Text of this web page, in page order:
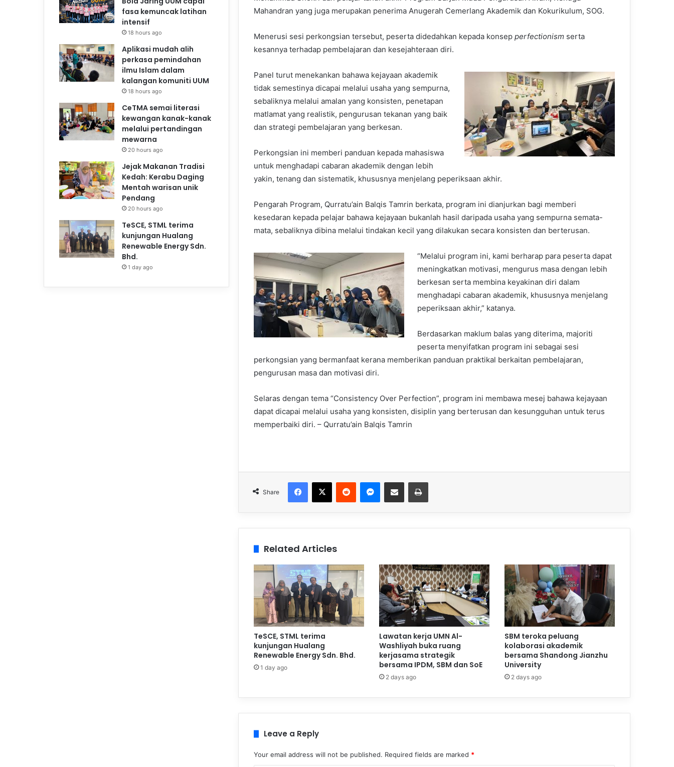
Mahandran yang juga merupakan penerima Anugerah Cemerlang Akademik dan Kokurikulum, SOG.
Menerusi sesi perkongsian tersebut, peserta didedahkan kepada konsep perfectionism serta
kesannya terhadap pembelajaran dan kesejahteraan diri.
Panel turut menekankan bahawa kejayaan akademik
tidak semestinya dicapai melalui usaha yang sempurna,
sebaliknya melalui amalan yang konsisten, penetapan
matlamat yang realistik, pengurusan tekanan yang baik
dan strategi pembelajaran yang berkesan.
Perkongsian ini memberi panduan kepada mahasiswa
untuk menghadapi cabaran akademik dengan lebih
yakin, tenang dan sistematik, khususnya menjelang peperiksaan akhir.
Pengarah Program, Qurratu’ain Balqis Tamrin berkata, program ini dianjurkan bagi memberi
kesedaran kepada pelajar bahawa kejayaan bukanlah hasil daripada usaha yang sempurna semata-
mata, sebaliknya dibina melalui tindakan kecil yang dilakukan secara konsisten dan berterusan.
“Melalui program ini, kami berharap para peserta dapat
meningkatkan motivasi, mengurus masa dengan lebih
berkesan serta membina keyakinan diri dalam
menghadapi cabaran akademik, khususnya menjelang
peperiksaan akhir,” katanya.
Berdasarkan maklum balas yang diterima, majoriti
peserta menyifatkan program ini sebagai sesi
perkongsian yang bermanfaat kerana memberikan panduan praktikal berkaitan pembelajaran,
pengurusan masa dan motivasi diri.
Selaras dengan tema “Consistency Over Perfection”, program ini membawa mesej bahawa kejayaan
dapat dicapai melalui usaha yang konsisten, disiplin yang berterusan dan kesungguhan untuk terus
memperbaiki diri. – Qurratu’ain Balqis Tamrin
Share
Related Articles
TeSCE, STML terima
kunjungan Hualang
Renewable Energy Sdn. Bhd.
1 day ago
Lawatan kerja UMN Al-
Washliyah buka ruang
kerjasama strategik
bersama IPDM, SBM dan SoE
2 days ago
SBM teroka peluang
kolaborasi akademik
bersama Shandong Jianzhu
University
2 days ago
Leave a Reply
Your email address will not be published. Required fields are marked *
fasa kemuncak latihan
intensif
18 hours ago
Aplikasi mudah alih
perkasa pemindahan
ilmu Islam dalam
kalangan komuniti UUM
18 hours ago
CeTMA semai literasi
kewangan kanak-kanak
melalui pertandingan
mewarna
20 hours ago
Jejak Makanan Tradisi
Kedah: Kerabu Daging
Mentah warisan unik
Pendang
20 hours ago
TeSCE, STML terima
kunjungan Hualang
Renewable Energy Sdn.
Bhd.
1 day ago